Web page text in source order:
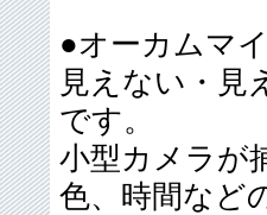
●オーカムマ
見えない・見
です。
小型カメラが
色、時間など